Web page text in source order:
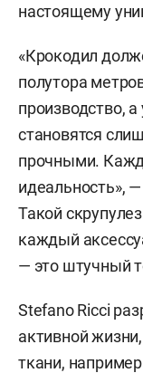
настоящему
«Крокодил
полутора
производство,
становятся
прочными.
идеальность»,
Такой
каждый
— это штучный
Stefano Ricci
активной
ткани,